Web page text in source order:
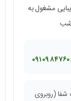
مشغول به
(روبروی